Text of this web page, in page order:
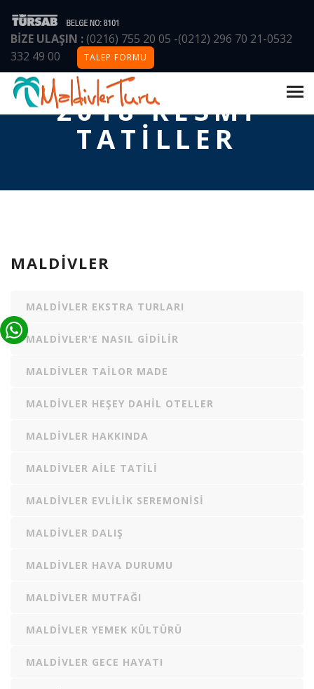
BİZE ULAŞIN : (0216) 755 20 05 -(0212) 296 70 21-0532
332 49 00
TALEP FORMU
ANASAYFA/ MALDIVLER/ 2018 RESMI TATILLER
2018 RESMI
TATILLER
MALDIVLER
MALDIVLER EKSTRA TURLARI
MALDIVLER'E NASIL GIDILIR
MALDIVLER TAILOR MADE
MALDIVLER HEŞEY DAHIL OTELLER
MALDIVLER HAKKINDA
MALDIVLER AILE TATILI
MALDIVLER EVLILIK SEREMONISI
MALDIVLER DALIŞ
MALDIVLER HAVA DURUMU
MALDIVLER MUTFAĞI
MALDIVLER YEMEK KÜLTÜRÜ
MALDIVLER GECE HAYATI